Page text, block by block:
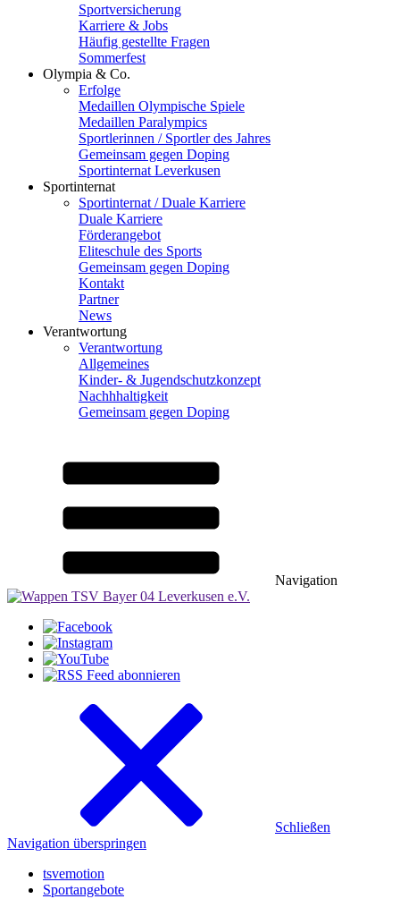
Sportversicherung
Karriere & Jobs
Häufig gestellte Fragen
Sommerfest
Olympia & Co.
Erfolge
Medaillen Olympische Spiele
Medaillen Paralympics
Sportlerinnen / Sportler des Jahres
Gemeinsam gegen Doping
Sportinternat Leverkusen
Sportinternat
Sportinternat / Duale Karriere
Duale Karriere
Förderangebot
Eliteschule des Sports
Gemeinsam gegen Doping
Kontakt
Partner
News
Verantwortung
Verantwortung
Allgemeines
Kinder- & Jugendschutzkonzept
Nachhhaltigkeit
Gemeinsam gegen Doping
Navigation
Schließen
Navigation überspringen
tsvemotion
Sportangebote